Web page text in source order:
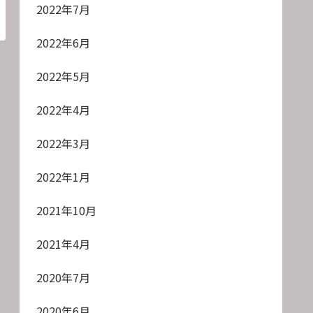
2022年7月
2022年6月
2022年5月
2022年4月
2022年3月
2022年1月
2021年10月
2021年4月
2020年7月